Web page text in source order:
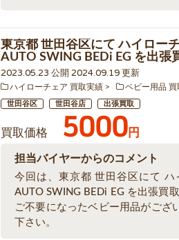
東京都 世田谷区にて ハイロ
AUTO SWING BEDi EG を出張
2023.05.23 公開 2024.09.19 更新
ハイローチェア 買取実績 ベビー用品 買
世田谷区 世田谷店 出張買取
買取価格 5000円
担当バイヤーからのコメント
今回は、東京都 世田谷区にて
AUTO SWING BEDi EG を出張買
ご不要になったベビー用品がござ
下さい。